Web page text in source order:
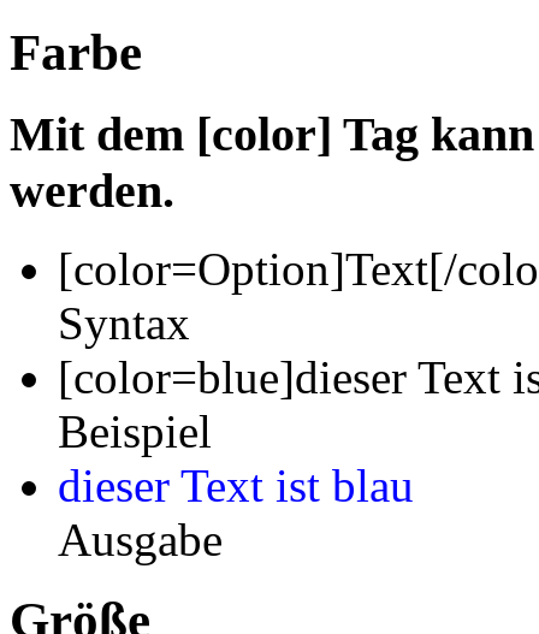
Farbe
Mit dem [color] Tag
werden.
[color=Option]Text[/
Syntax
[color=blue]dieser Text
Beispiel
dieser Text ist blau
Ausgabe
Größe